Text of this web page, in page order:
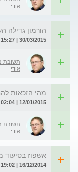
אודי
הורמון גדילה
30/03/2015 | 15:27 | מאת: תמיר
תשובת
אודי
מהי הזכאות
12/01/2015 | 02:04 | מאת: שלי
תשובת
אודי
אשפוז בסיעוד
16/12/2014 | 19:02 | מאת: דניאל